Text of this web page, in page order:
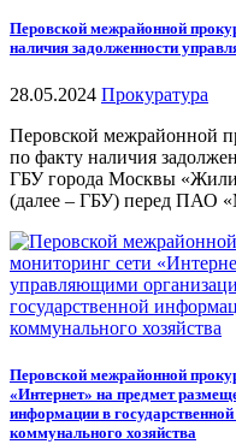
Перовской межрайонной
наличия задолженности
28.05.2024 Прокуратура
Перовской межрайонной
по факту наличия
ГБУ города Москвы
(далее – ГБУ) перед ПАО
Перовской межрайонной
«Интернет» на предмет
информации в
коммунального хозяйства